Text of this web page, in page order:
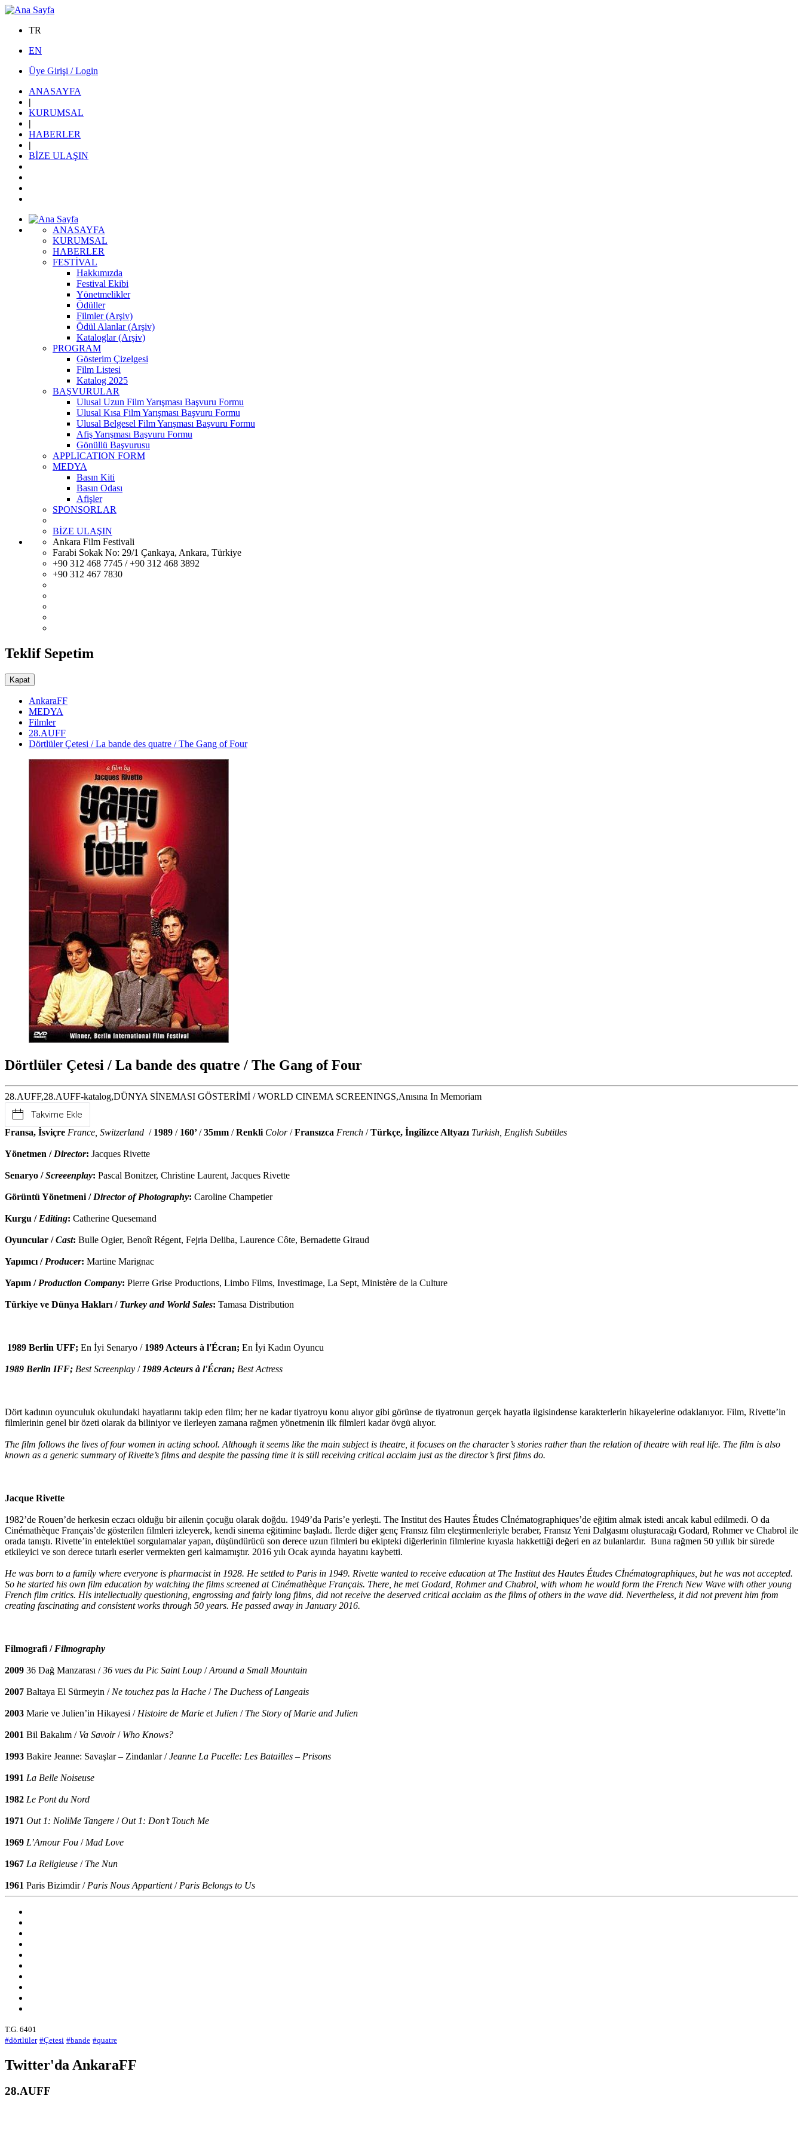
TR
EN
Üye Girişi / Login
ANASAYFA
|
KURUMSAL
|
HABERLER
|
BİZE ULAŞIN
ANASAYFA
KURUMSAL
HABERLER
FESTİVAL
Hakkımızda
Festival Ekibi
Yönetmelikler
Ödüller
Filmler (Arşiv)
Ödül Alanlar (Arşiv)
Kataloglar (Arşiv)
PROGRAM
Gösterim Çizelgesi
Film Listesi
Katalog 2025
BAŞVURULAR
Ulusal Uzun Film Yarışması Başvuru Formu
Ulusal Kısa Film Yarışması Başvuru Formu
Ulusal Belgesel Film Yarışması Başvuru Formu
Afiş Yarışması Başvuru Formu
Gönüllü Başvurusu
APPLICATION FORM
MEDYA
Basın Kiti
Basın Odası
Afişler
SPONSORLAR
BİZE ULAŞIN
Ankara Film Festivali
Farabi Sokak No: 29/1 Çankaya, Ankara, Türkiye
+90 312 468 7745 / +90 312 468 3892
+90 312 467 7830
Teklif Sepetim
Kapat
AnkaraFF
MEDYA
Filmler
28.AUFF
Dörtlüler Çetesi / La bande des quatre / The Gang of Four
Dörtlüler Çetesi / La bande des quatre / The Gang of Four
28.AUFF,28.AUFF-katalog,DÜNYA SİNEMASI GÖSTERİMİ / WORLD CINEMA SCREENINGS,Anısına In Memoriam
Takvime Ekle
Fransa, İsviçre France, Switzerland / 1989 / 160’/35mm /Renkli Color/Fransızca French /Türkçe, İngilizce Altyazı Turkish, English Subtitles
Yönetmen / Director: Jacques Rivette
Senaryo /Screeenplay: Pascal Bonitzer, Christine Laurent, Jacques Rivette
Görüntü Yönetmeni / Director of Photography: Caroline Champetier
Kurgu / Editing: Catherine Quesemand
Oyuncular /Cast: Bulle Ogier, Benoît Régent, Fejria Deliba, Laurence Côte, Bernadette Giraud
Yapımcı / Producer: Martine Marignac
Yapım / Production Company: Pierre Grise Productions, Limbo Films, Investimage, La Sept, Ministère de la Culture
Türkiye ve Dünya Hakları / Turkey and World Sales: Tamasa Distribution
1989 Berlin UFF; En İyi Senaryo / 1989 Acteurs à l'Écran; En İyi Kadın Oyuncu
1989 Berlin IFF; Best Screenplay / 1989 Acteurs à l'Écran; Best Actress
Dört kadının oyunculuk okulundaki hayatlarını takip eden film; her ne kadar tiyatroyu konu alıyor gibi görünse de tiyatronun gerçek hayatla ilgisindense karakterlerin hikayelerine odaklanıyor. Film, Rivette’in
filmlerinin genel bir özeti olarak da biliniyor ve ilerleyen zamana rağmen yönetmenin ilk filmleri kadar övgü alıyor.
The film follows the lives of four women in acting school. Although it seems like the main subject is theatre, it focuses on the character’s stories rather than the relation of theatre with real life. The film is also
known as a generic summary of Rivette’s films and despite the passing time it is still receiving critical acclaim just as the director’s first films do.
Jacque Rivette
1982’de Rouen’de herkesin eczacı olduğu bir ailenin çocuğu olarak doğdu. 1949’da Paris’e yerleşti. The Institut des Hautes Études Cİnématographiques’de eğitim almak istedi ancak kabul edilmedi. O da
Cinémathèque Français’de gösterilen filmleri izleyerek, kendi sinema eğitimine başladı. İlerde diğer genç Fransız film eleştirmenleriyle beraber, Fransız Yeni Dalgasını oluşturacağı Godard, Rohmer ve Chabrol ile
orada tanıştı. Rivette’in entelektüel sorgulamalar yapan, düşündürücü son derece uzun filmleri bu ekipteki diğerlerinin filmlerine kıyasla hakkettiği değeri en az bulanlardır. Buna rağmen 50 yıllık bir sürede
etkileyici ve son derece tutarlı eserler vermekten geri kalmamıştır. 2016 yılı Ocak ayında hayatını kaybetti.
He was born to a family where everyone is pharmacist in 1928. He settled to Paris in 1949. Rivette wanted to receive education at The Institut des Hautes Études Cİnématographiques, but he was not accepted.
So he started his own film education by watching the films screened at Cinémathèque Français. There, he met Godard, Rohmer and Chabrol, with whom he would form the French New Wave with other young
French film critics. His intellectually questioning, engrossing and fairly long films, did not receive the deserved critical acclaim as the films of others in the wave did. Nevertheless, it did not prevent him from
creating fascinating and consistent works through 50 years. He passed away in January 2016.
Filmografi / Filmography
2009 36 Dağ Manzarası /36 vues du Pic Saint Loup /Around a Small Mountain
2007 Baltaya El Sürmeyin / Ne touchez pas la Hache / The Duchess of Langeais
2003 Marie ve Julien’in Hikayesi / Histoire de Marie et Julien / The Story of Marie and Julien
2001 Bil Bakalım / Va Savoir/ Who Knows?
1993 Bakire Jeanne: Savaşlar – Zindanlar /Jeanne La Pucelle: Les Batailles – Prisons
1991 La Belle Noiseuse
1982 Le Pont du Nord
1971 Out 1: NoliMe Tangere /Out 1: Don’t Touch Me
1969 L’Amour Fou / Mad Love
1967 La Religieuse / The Nun
1961 Paris Bizimdir / Paris Nous Appartient/ Paris Belongs to Us
T.G. 6401
#dörtlüler #Çetesi #bande #quatre
Twitter'da AnkaraFF
28.AUFF